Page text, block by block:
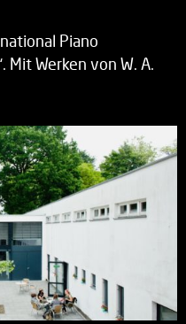
Piano
Werken von W. A.